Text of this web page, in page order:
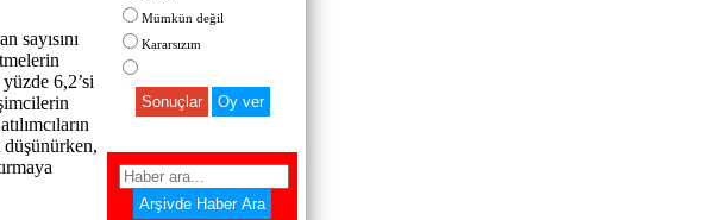
sayısını
6,2’si
Mümkün değil
Kararsızım
Sonuçlar